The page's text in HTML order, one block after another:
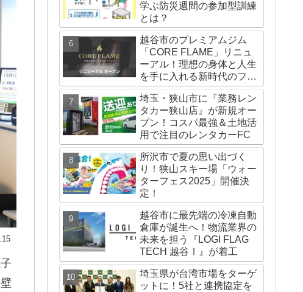
学ぶ防災週間の参加型訓練
とは？
越谷市のプレミアムジム
「CORE FLAME」リニュ
ーアル！理想の身体と人生
を手に入れる新時代のフィ
ットネス体験とは
埼玉・狭山市に『業務レン
タカー狭山店』が新規オー
プン！コスパ最強＆土地活
用で注目のレンタカーFC
所沢市で夏の思い出づく
り！狭山スキー場「ウォー
ターフェス2025」開催決
定！
越谷市に最先端の冷凍自動
倉庫が誕生へ！物流業界の
未来を担う『LOGI FLAG
TECH 越谷Ⅰ』が着工
埼玉県が台湾市場をターゲ
ットに！5社と連携協定を